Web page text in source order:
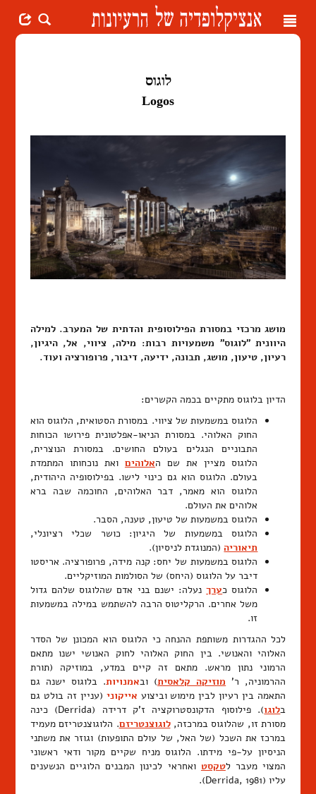
Toggle
לוגוס
Logos
מושג מרכזי במסורת הפילוסופית והדתית של המערב. למילה
היוונית "לוגוס" משמעויות רבות: מילה, ציווי, אל, היגיון,
רעיון, טיעון, מושג, תבונה, ידיעה, דיבור, פרופורציה ועוד.
הדיון בלוגוס מתקיים בכמה הקשרים:
הלוגוס במשמעות של ציווי. במסורת הסטואית, הלוגוס הוא
החוק האלוהי. במסורת הניאו-אפלטונית פירושו הכוחות
התבוניים הנגלים בעולם החושים. במסורת הנוצרית,
הלוגוס מציין את שם האלוהים ואת נוכחותו המתמדת
בעולם. הלוגוס הוא גם כינוי לישו. בפילוסופיה היהודית,
הלוגוס הוא מאמר, דבר האלוהים, החוכמה שבה ברא
אלוהים את העולם.
הלוגוס במשמעות של טיעון, טענה, הסבר.
הלוגוס במשמעות של היגיון: כושר שכלי רציונלי,
תיאוריה (המנוגדת לניסיון).
הלוגוס במשמעות של יחס: קנה מידה, פרופורציה. אריסטו
דיבר על הלוגוס (היחס) של הסולמות המוזיקליים.
הלוגוס כערךנעלה: ישנם בני אדם שהלוגוס שלהם גדול
משל אחרים. הרקליטוס הרבה להשתמש במילה במשמעות
זו.
לכל ההגדרות משותפת ההנחה כי הלוגוס הוא המכונן של הסדר
האלוהי והאנושי. בין החוק האלוהי לחוק האנושי ישנו מתאם
הרמוני נתון מראש. מתאם זה קיים במדע, במוזיקה (תורת
ההרמוניה, ר' מוזיקה קלאסית) ובאמנויות. בלוגוס ישנה גם
התאמה בין רעיון לבין מימוש וביצוע אייקוני (עניין זה בולט גם
בלוגו
). פילוסוף הדקונסטרוקציה ז'ק דרידה (Derrida) כינה
מסורת זו, שהלוגוס במרכזה,לוגוצנטריזם. הלוגוצנטריזם מעמיד
במרכז את השכל (של האל, של עולם התופעות) וגוזר את משתני
הניסיון על-פי מידתו. הלוגוס מניח שקיים מקור ודאי ראשוני
המצוי מעבר לטקסט ואחראי לכינון המבנים הלוגיים הנשענים
עליו (Derrida, 1981).